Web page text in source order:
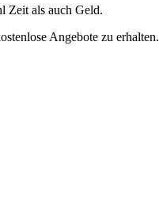
Zeit als auch Geld.
Angebote zu erhalten.